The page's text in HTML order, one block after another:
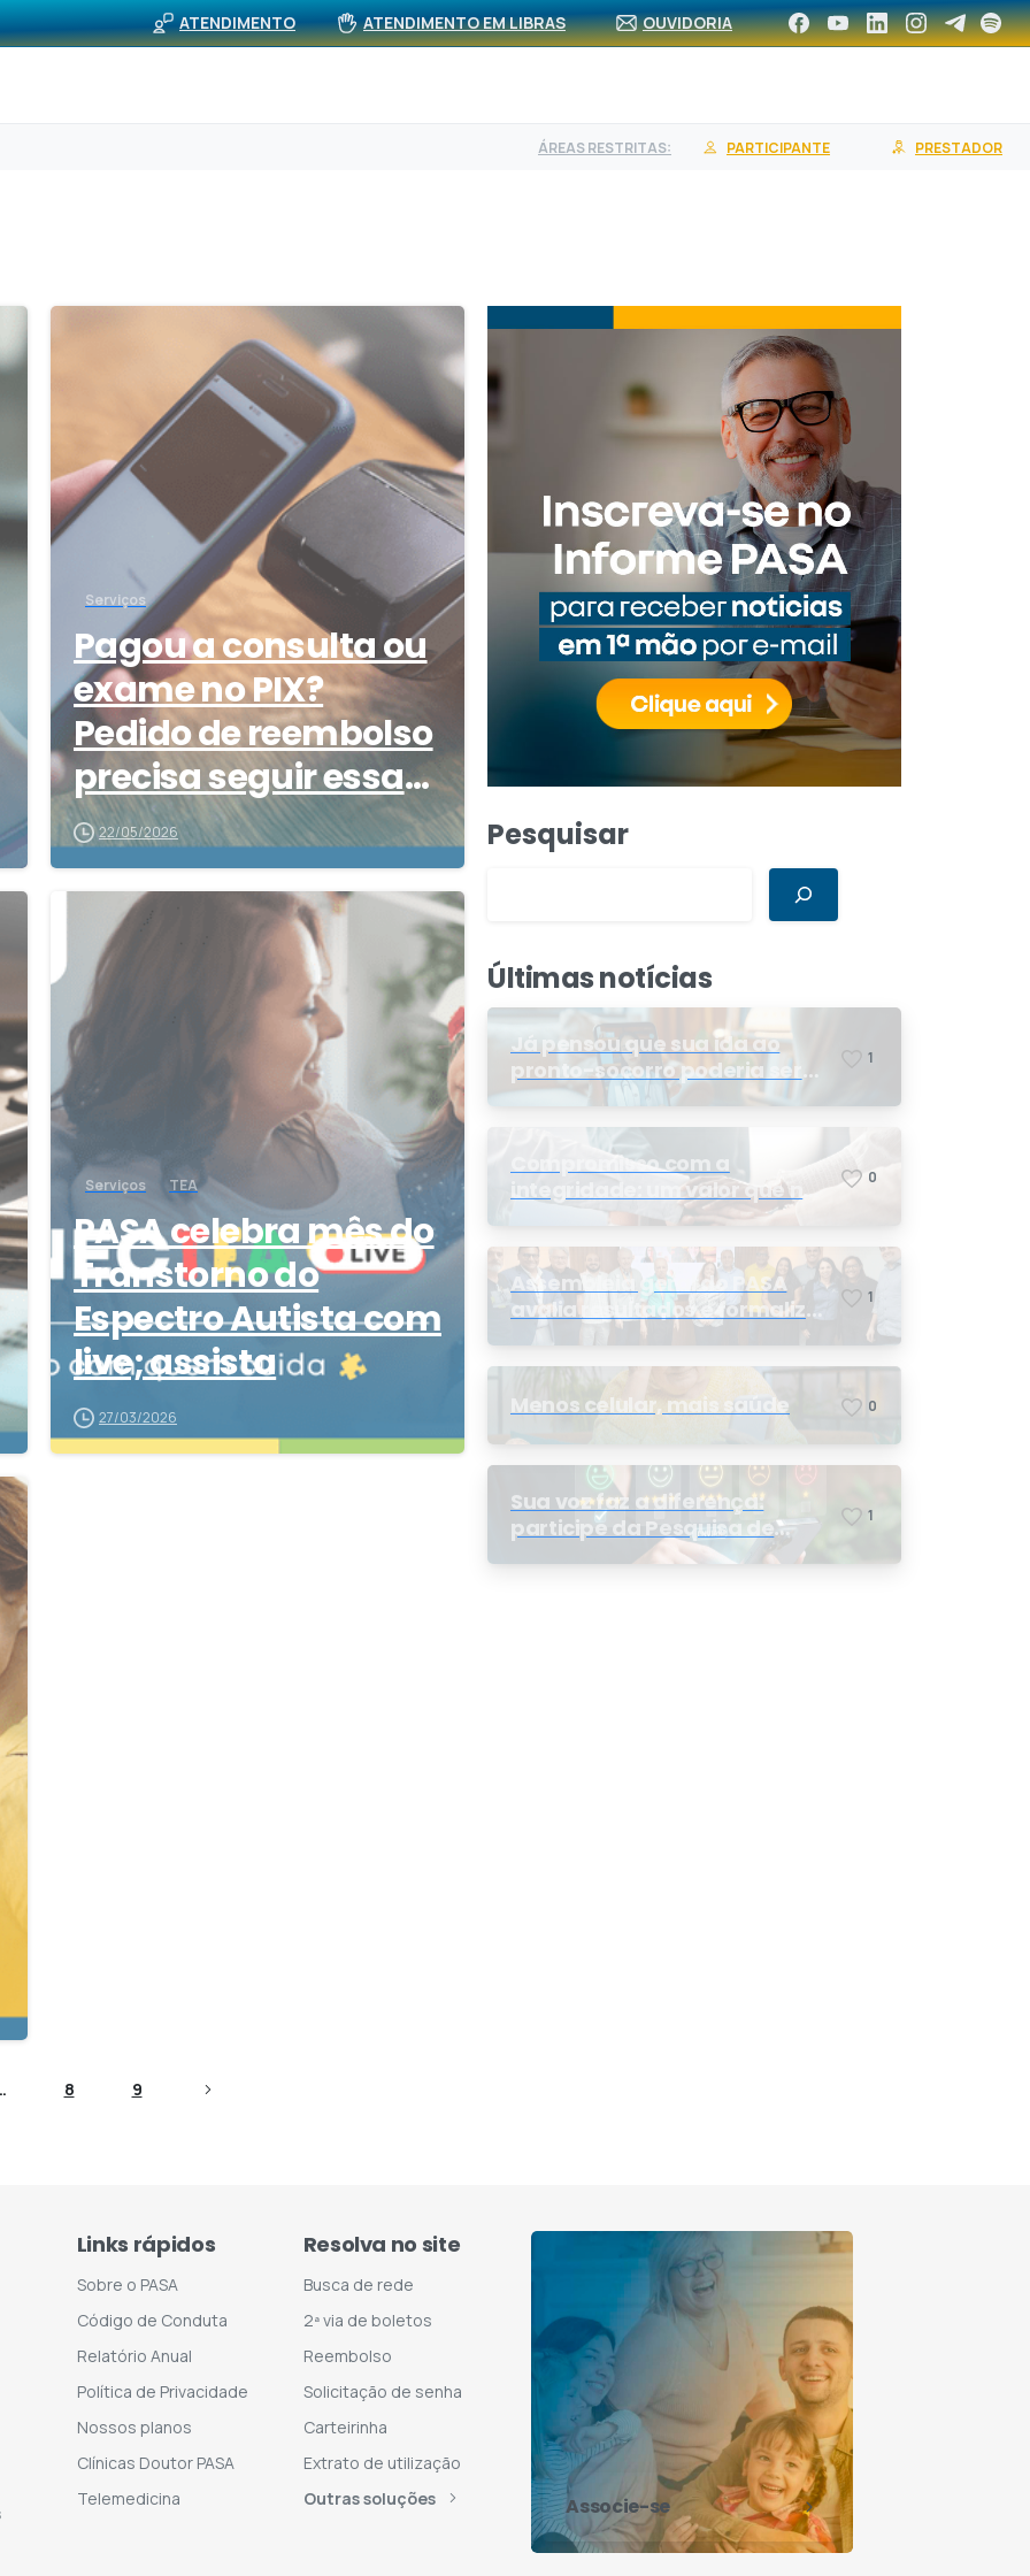
ATENDIMENTO ATENDIMENTO EM LIBRAS OUVIDORIA
Rede Própria (APS) Notícias BUSCA DE REDE ASSOCIE-SE CONTRATE UM PLANO
ÁREAS RESTRITAS: PARTICIPANTE PRESTADOR
Serviços
Pagou a consulta ou
exame no PIX?
Pedido de reembolso
precisa seguir essas
dicas
22/05/2026
3
Serviços TEA
PASA celebra mês do
Transtorno do
Espectro Autista com
live; assista
27/03/2026
8 9
Pesquisar
Últimas notícias
Já pensou que sua ida ao
pronto-socorro poderia ser
resolvida por telemedicina?
1
Compromisso com a
integridade: um valor que nos
0
Assembleia geral do PASA
avalia resultados e formaliza
a eleição da nova conselheira
1
Menos celular, mais saúde 0
Sua voz faz a diferença:
participe da Pesquisa de
Satisfação 2026
1
Links rápidos
Sobre o PASA
Código de Conduta
Relatório Anual
Política de Privacidade
Nossos planos
Clínicas Doutor PASA
Telemedicina
Resolva no site
Busca de rede
2ª via de boletos
Reembolso
Solicitação de senha
Carteirinha
Extrato de utilização
Outras soluções
Associe-se